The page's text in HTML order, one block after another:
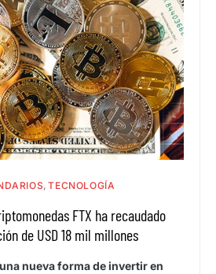
TECNOLOGÍA
FTX ha recaudado
de USD 18 mil millones
nueva forma de invertir en